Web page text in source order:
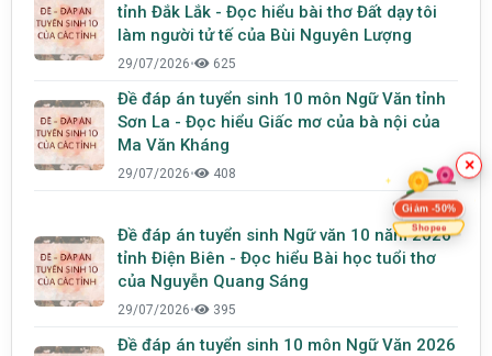
tỉnh Đắk Lắk - Đọc hiểu bài thơ Đất dạy tôi
làm người tử tế của Bùi Nguyên Lượng
29/07/2026• 625
Đề đáp án tuyển sinh 10 môn Ngữ Văn tỉnh
Sơn La - Đọc hiểu Giấc mơ của bà nội của
Ma Văn Kháng
29/07/2026• 408
Đề đáp án tuyển sinh Ngữ văn 10 năm 2026
tỉnh Điện Biên - Đọc hiểu Bài học tuổi thơ
của Nguyễn Quang Sáng
29/07/2026• 395
Đề đáp án tuyển sinh 10 môn Ngữ Văn 2026
×
Giảm -50%
Shopee